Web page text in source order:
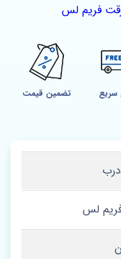
فریم لس
سریع تضمین قیمت
لس